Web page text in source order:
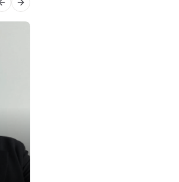
Previous slide
Next slide